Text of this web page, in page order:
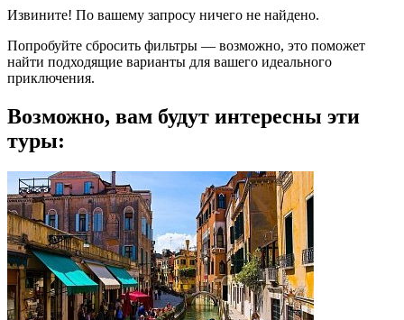
Извините! По вашему запросу ничего не найдено.
Попробуйте сбросить фильтры — возможно, это поможет
найти подходящие варианты для вашего идеального
приключения.
Возможно, вам будут интересны эти
туры: